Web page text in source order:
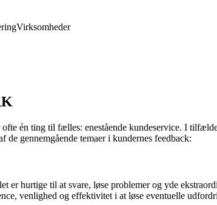
Virksomheder
én ting til fælles: enestående kundeservice. I
gennemgående temaer i kundernes feedback:
er hurtige til at svare, løse problemer og yde
venlighed og effektivitet i at løse eventuelle